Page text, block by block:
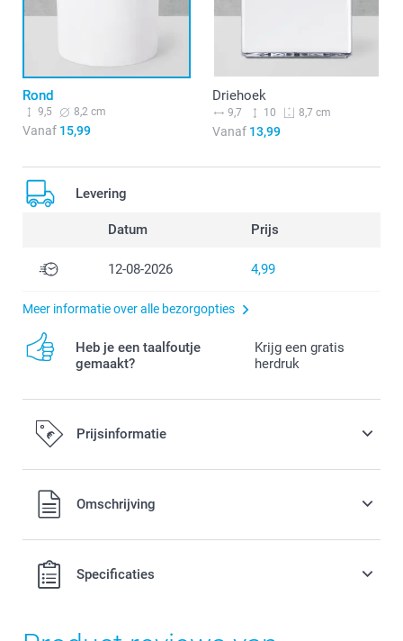
Rond
9,5 8,2 cm
Vanaf 15,99
Driehoek
9,7 10 8,7 cm
Vanaf13,99
Levering
Datum Prijs
12-08-2026 4,99
Meer informatie over alle bezorgopties
Heb je een taalfoutje
gemaakt?
Krijg een gratis
herdruk
Prijsinformatie
Alle prijzen zijn in EURO (€) inclusief BTW en exclusief
verzendkosten.Omschrijving
Specificaties